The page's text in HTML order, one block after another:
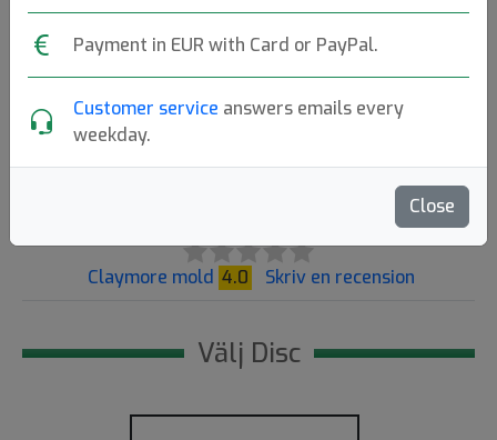
Payment in EUR with Card or PayPal.
Customer service answers emails every
weekday.
Close
73
Project Grip Claymore
Latitude 64|Midrange Disc
Flight: 5 5 -1 1
249:-
Claymore mold 4.0 Skriv en recension
Välj Disc